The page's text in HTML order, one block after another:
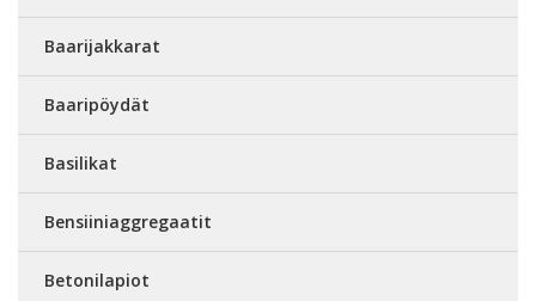
Baarijakkarat
Baaripöydät
Basilikat
Bensiiniaggregaatit
Betonilapiot